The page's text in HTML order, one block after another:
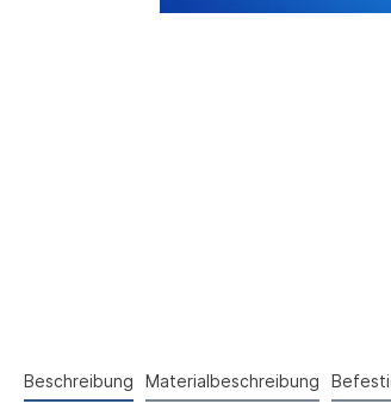
Beschreibung Materialbeschreibung